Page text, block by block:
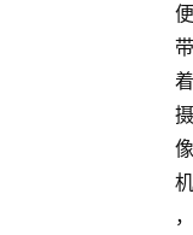
便
带
着
摄
像
机
，